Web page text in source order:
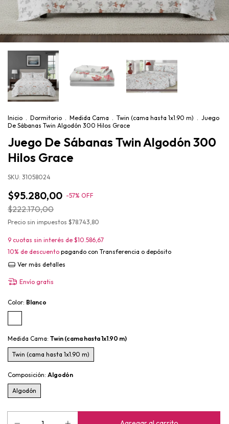
Inicio . Dormitorio . Medida Cama . Twin (cama hasta 1x1.90 m) . Juego
De Sábanas Twin Algodón 300 Hilos Grace
Juego De Sábanas Twin Algodón 300
Hilos Grace
SKU: 31058024
$95.280,00 -57% OFF
$222.170,00
Precio sin impuestos $78.743,80
9 cuotas sin interés de $10.586,67
10% de descuento pagando con Transferencia o depósito
Ver más detalles
Envío gratis
Color: Blanco
Medida Cama: Twin (cama hasta 1x1.90 m)
Twin (cama hasta 1x1.90 m)
Composición: Algodón
Algodón